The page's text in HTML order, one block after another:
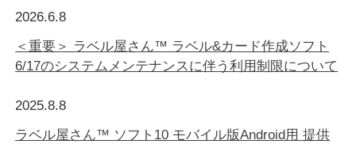
2026.6.8
＜重要＞ ラベル屋さん™ ラベル&カード作成ソフト
6/17のシステムメンテナンスに伴う利用制限について
2025.8.8
ラベル屋さん™ ソフト10 モバイル版Android用 提供